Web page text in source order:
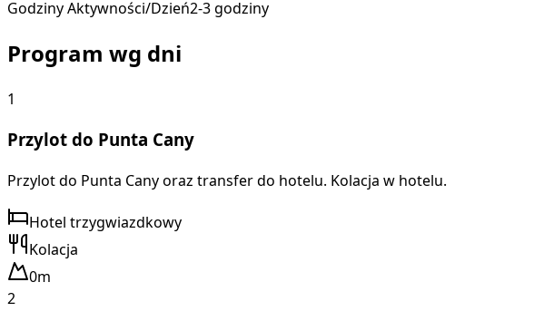
Godziny Aktywności/Dzień2-3 godziny
Program wg dni
1
Przylot do Punta Cany
Przylot do Punta Cany oraz transfer do hotelu. Kolacja w hotelu.
Hotel trzygwiazdkowy
Kolacja
0m
2